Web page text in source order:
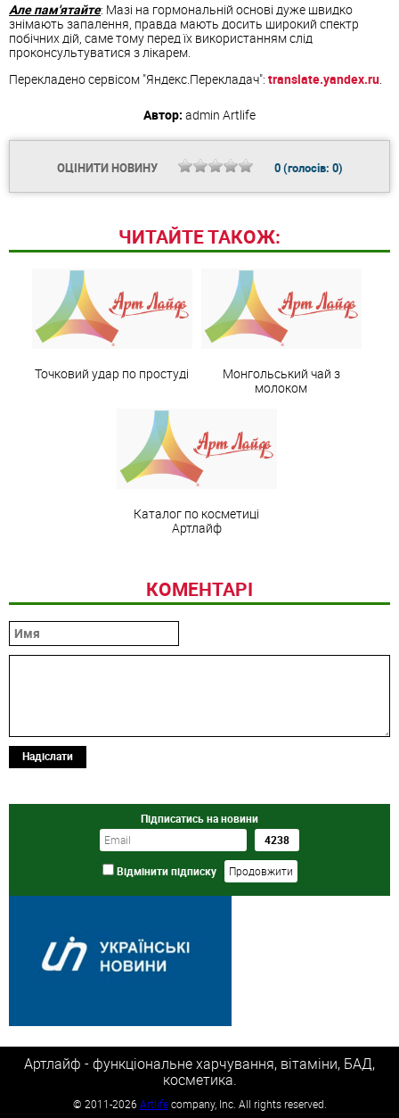
Але пам'ятайте: Мазі на гормональній основі дуже швидко
знімають запалення, правда мають досить широкий спектр
побічних дій, саме тому перед їх використанням слід
проконсультуватися з лікарем.
Перекладено сервісом "Яндекс.Перекладач": translate.yandex.ru.
Автор: admin Artlife
ОЦІНИТИ НОВИНУ 0(голосів: 0)
ЧИТАЙТЕ ТАКОЖ:
Точковий удар по простуді
Монгольський чай з
молоком
Каталог по косметиці
Артлайф
КОМЕНТАРІ
Надіслати
Підписатись на новини
Відмінити підписку
Артлайф - функціональне харчування, вітаміни, БАД,
косметика.
© 2011-2026 Artlifecompany, Inc. All rights reserved.